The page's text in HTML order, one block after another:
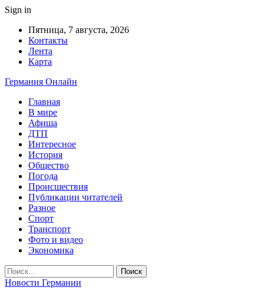
Sign in
Пятница, 7 августа, 2026
Контакты
Лента
Карта
Германия Онлайн
Главная
В мире
Афиша
ДТП
Интересное
История
Общество
Погода
Происшествия
Публикации читателей
Разное
Спорт
Транспорт
Фото и видео
Экономика
Новости Германии